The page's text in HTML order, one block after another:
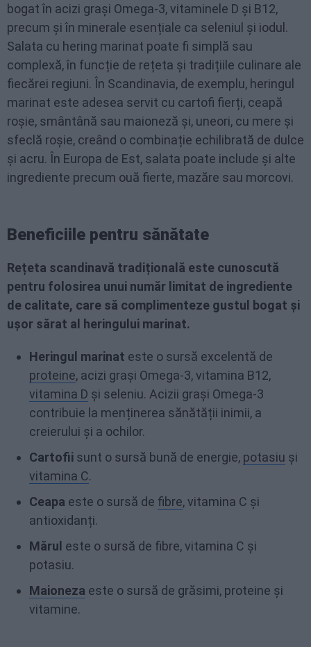
bogat în acizi grași Omega-3, vitaminele D și B12,
precum și în minerale esențiale ca seleniul și iodul.
Salata cu hering marinat poate fi simplă sau
complexă, în funcție de rețeta și tradițiile culinare ale
fiecărei regiuni. În Scandinavia, de exemplu, heringul
marinat este adesea servit cu cartofi fierți, ceapă
roșie, smântână sau maioneză și, uneori, cu mere și
sfeclă roșie, creând o combinație echilibrată de dulce
și acru. În Europa de Est, salata poate include și alte
ingrediente precum ouă fierte, mazăre sau morcovi.
Beneficiile pentru sănătate
Rețeta scandinavă tradițională este cunoscută
pentru folosirea unui număr limitat de ingrediente
de calitate, care să complimenteze gustul bogat și
ușor sărat al heringului marinat.
Heringul marinat este o sursă excelentă de
proteine, acizi grași Omega-3, vitamina B12,
vitamina D și seleniu. Acizii grași Omega-3
contribuie la menținerea sănătății inimii, a
creierului și a ochilor.
Cartofii sunt o sursă bună de energie, potasiu și
vitamina C.
Ceapa este o sursă de fibre, vitamina C și
antioxidanți.
Mărul este o sursă de fibre, vitamina C și
potasiu.
Maioneza este o sursă de grăsimi, proteine și
vitamine.